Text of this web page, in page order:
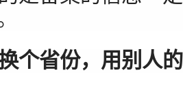
个省份，用别人